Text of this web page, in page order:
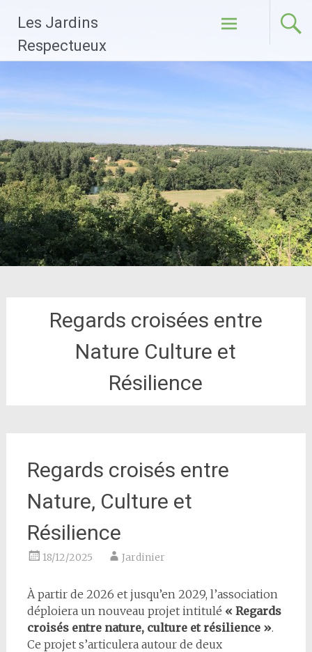
contenu
principal
Les Jardins
Respectueux
Regards croisées entre
Nature Culture et
Résilience
Regards croisés entre
Nature, Culture et
Résilience
18/12/2025 Jardinier
À partir de 2026 et jusqu’en 2029, l’association
déploiera un nouveau projet intitulé « Regards
croisés entre nature, culture et résilience ».
Ce projet s’articulera autour de deux